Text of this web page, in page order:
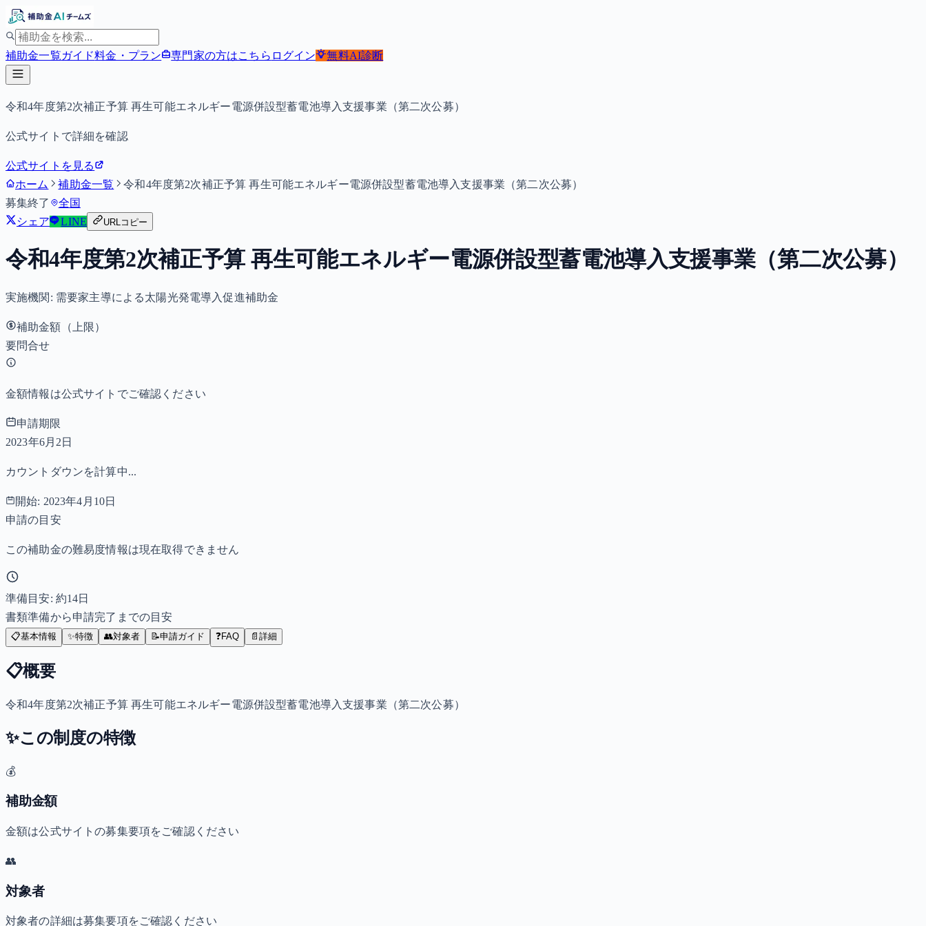
補助金一覧ガイド料金・プラン 専門家の方はこちら ログイン 無料AI診断
令和4年度第2次補正予算 再生可能エネルギー電源併設型蓄電池導入支援事業（第二次公募）
公式サイトで詳細を確認
公式サイトを見る
ホーム
補助金一覧
令和4年度第2次補正予算 再生可能エネルギー電源併設型蓄電池導入支援事業（第二次公募）
募集終了
全国
シェア
LINE URLコピー
令和4年度第2次補正予算 再生可能エネルギー電源併設型蓄電池導入支援事業（第二次公募）
実施機関: 需要家主導による太陽光発電導入促進補助金
補助金額（上限）
要問合せ
金額情報は公式サイトでご確認ください
申請期限
2023年6月2日
カウントダウンを計算中...
開始: 2023年4月10日
申請の目安
この補助金の難易度情報は現在取得できません
準備目安: 約14日
書類準備から申請完了までの目安
📋基本情報 ✨特徴 👥対象者 📝申請ガイド ❓FAQ 📄 詳細
📋概要
令和4年度第2次補正予算 再生可能エネルギー電源併設型蓄電池導入支援事業（第二次公募）
✨この制度の特徴
💰
補助金額
金額は公式サイトの募集要項をご確認ください
👥
対象者
対象者の詳細は募集要項をご確認ください